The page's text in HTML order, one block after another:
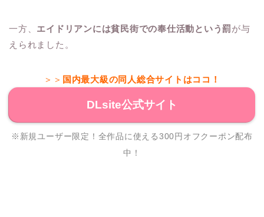
一方、 エイドリアンには貧民街での奉仕活動という罰が与
えられました。
＞＞ 国内最大級の同人総合サイトはココ！
DLsite公式サイト
※新規ユーザー限定！全作品に使える300円オフクーポン配布
中！
ホーム